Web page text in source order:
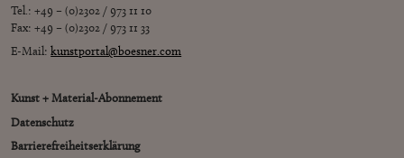
Tel.: +49 – (0)2302 / 973 11 10
Fax: +49 – (0)2302 / 973 11 33
E-Mail:kunstportal@boesner.com
Kunst + Material-Abonnement
Datenschutz
Barrierefreiheitserklärung